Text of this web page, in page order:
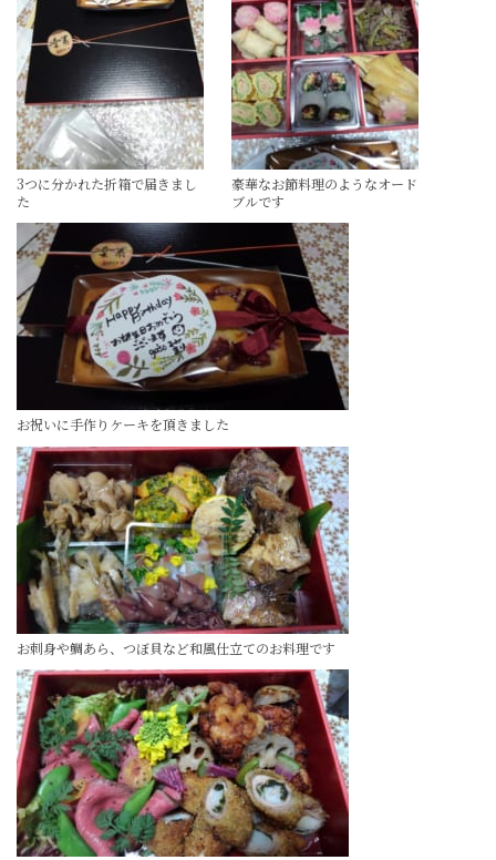
3つに分かれた折箱で届きまし
た
豪華なお節料理のようなオード
ブルです
お祝いに手作りケーキを頂きました
お刺身や鯛あら、つぼ貝など和風仕立てのお料理です